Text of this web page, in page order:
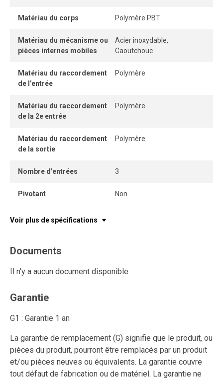
Matériau du corps Polymère PBT
Matériau du mécanisme ou
pièces internes mobiles
Acier inoxydable,
Caoutchouc
Matériau du raccordement
de l’entrée
Polymère
Matériau du raccordement
de la 2e entrée
Polymère
Matériau du raccordement
de la sortie
Polymère
Nombre d'entrées 3
Pivotant Non
Voir plus de spécifications
Documents
Il n'y a aucun document disponible.
Garantie
G1 : Garantie 1 an
La garantie de remplacement (G) signifie que le produit, ou
pièces du produit, pourront être remplacés par un produit
et/ou pièces neuves ou équivalents. La garantie couvre
tout défaut de fabrication ou de matériel. La garantie ne